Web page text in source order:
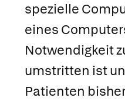
spezielle
eines
Notwendigkeit
umstritten ist
Patienten